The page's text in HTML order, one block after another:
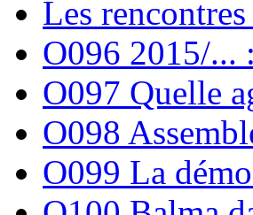
Les
O096 2015/...
O097 Quelle
O098
O099 La